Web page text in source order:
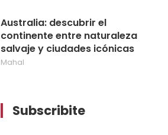
Australia: descubrir el
continente entre naturaleza
salvaje y ciudades icónicas
Mahal
Subscribite